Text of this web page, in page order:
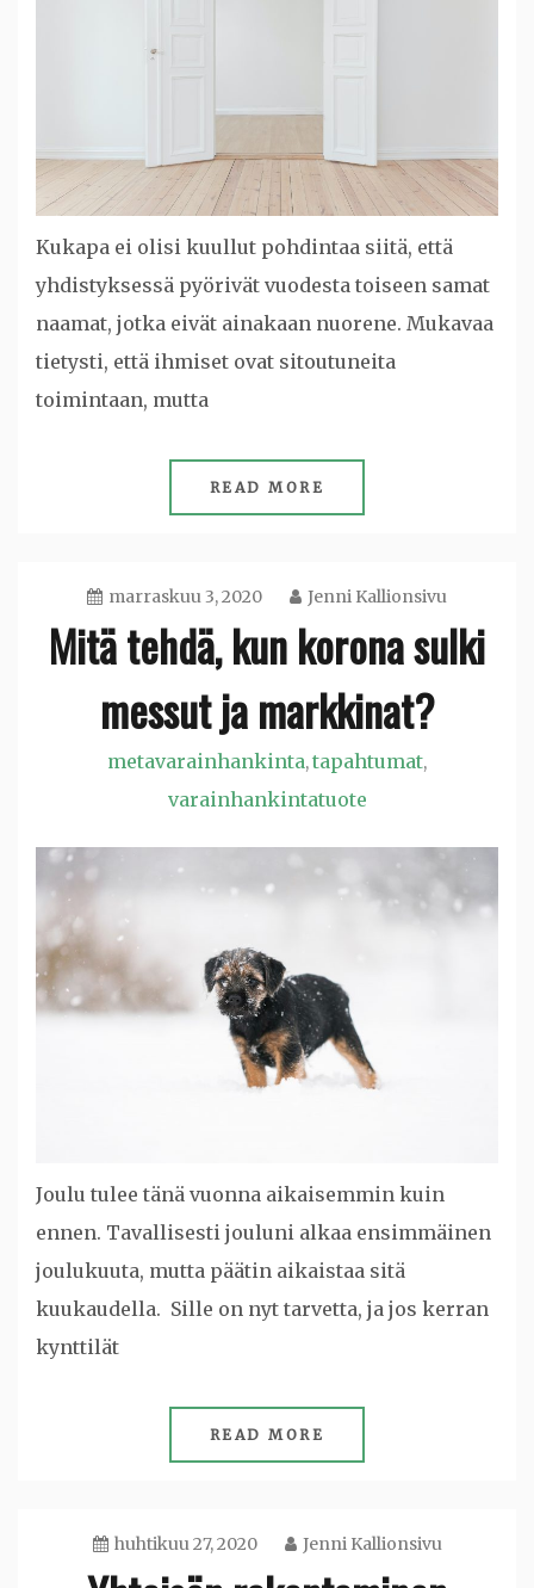
Kukapa ei olisi kuullut pohdintaa siitä, että
yhdistyksessä pyörivät vuodesta toiseen samat
naamat, jotka eivät ainakaan nuorene. Mukavaa
tietysti, että ihmiset ovat sitoutuneita
toimintaan, mutta
READ MORE
marraskuu 3, 2020 Jenni Kallionsivu
Mitä tehdä, kun korona sulki
messut ja markkinat?
metavarainhankinta,tapahtumat,
varainhankintatuote
Joulu tulee tänä vuonna aikaisemmin kuin
ennen. Tavallisesti jouluni alkaa ensimmäinen
joulukuuta, mutta päätin aikaistaa sitä
kuukaudella. Sille on nyt tarvetta, ja jos kerran
kynttilät
READ MORE
huhtikuu 27, 2020 Jenni Kallionsivu